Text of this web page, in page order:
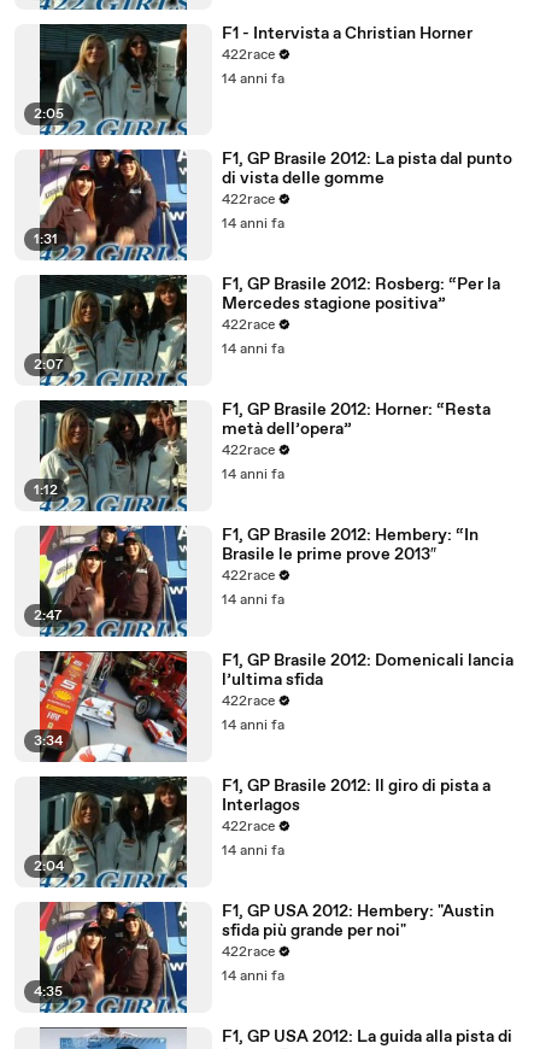
2:05
F1 - Intervista a Christian Horner
422race
14 anni fa
1:31
F1, GP Brasile 2012: La pista dal punto
di vista delle gomme
422race
14 anni fa
2:07
F1, GP Brasile 2012: Rosberg: “Per la
Mercedes stagione positiva”
422race
14 anni fa
1:12
F1, GP Brasile 2012: Horner: “Resta
metà dell’opera”
422race
14 anni fa
2:47
F1, GP Brasile 2012: Hembery: “In
Brasile le prime prove 2013″
422race
14 anni fa
3:34
F1, GP Brasile 2012: Domenicali lancia
l’ultima sfida
422race
14 anni fa
2:04
F1, GP Brasile 2012: Il giro di pista a
Interlagos
422race
14 anni fa
4:35
F1, GP USA 2012: Hembery: "Austin
sfida più grande per noi"
422race
14 anni fa
F1, GP USA 2012: La guida alla pista di